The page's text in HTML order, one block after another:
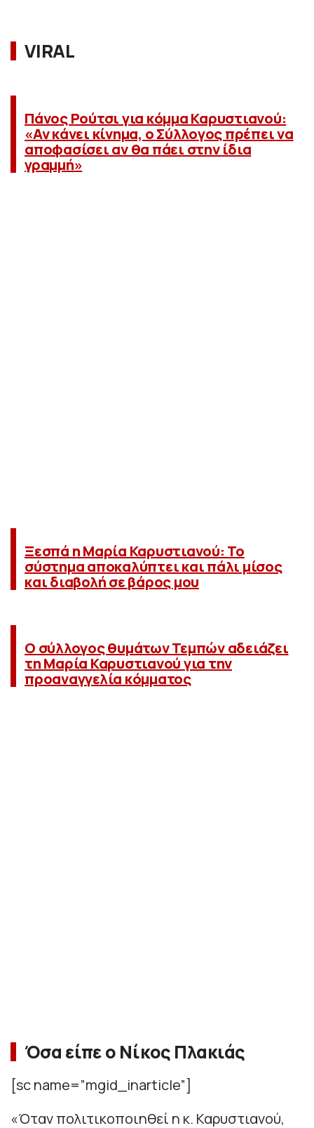
VIRAL
Πάνος Ρούτσι για κόμμα Καρυστιανού:
«Αν κάνει κίνημα, ο Σύλλογος πρέπει να
αποφασίσει αν θα πάει στην ίδια
γραμμή»
Ξεσπά η Μαρία Καρυστιανού: Το
σύστημα αποκαλύπτει και πάλι μίσος
και διαβολή σε βάρος μου
Ο σύλλογος θυμάτων Τεμπών αδειάζει
τη Μαρία Καρυστιανού για την
προαναγγελία κόμματος
Όσα είπε ο Νίκος Πλακιάς
[sc name=”mgid_inarticle”]
«Όταν πολιτικοποιηθεί η κ. Καρυστιανού,